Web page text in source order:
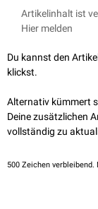
FATP oder
Anschließend kann
nach
Lipogenese
FATP3(SLC27A3)
FATP4(SLC27A4)
FATP6(SLC27A6)
Löffler/Petrides:
Artikelinhalt ist
Hier melden
Du kannst den
klickst.
Alternativ kümmert
Deine zusätzlichen
vollständig zu
500 Zeichen